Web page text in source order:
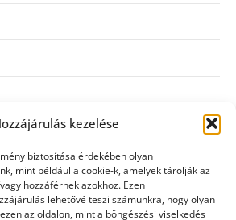
kezelése
biztosítása érdekében olyan
mint például a cookie-k, amelyek tárolják az
hozzáférnek azokhoz. Ezen
lehetővé teszi számunkra, hogy olyan
az oldalon, mint a böngészési viselkedés